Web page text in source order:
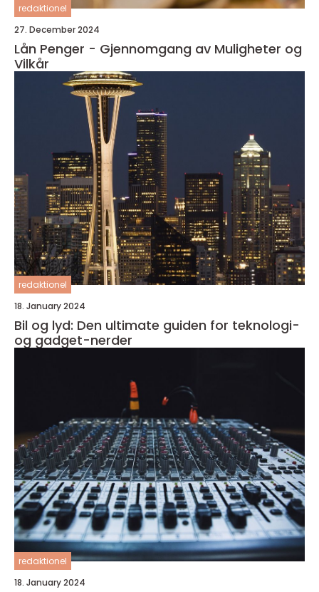
redaktionel
27. December 2024
Lån Penger - Gjennomgang av Muligheter og
Vilkår
redaktionel
18. January 2024
Bil og lyd: Den ultimate guiden for teknologi-
og gadget-nerder
redaktionel
18. January 2024